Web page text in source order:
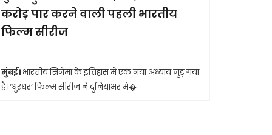
करोड़ पार करने वाली पहली भारतीय
फिल्म सीरीज
मुंबई। भारतीय सिनेमा के इतिहास में एक नया अध्याय जुड़ गया
है। ‘धुरंधर’ फिल्म सीरीज ने दुनियाभर मे�